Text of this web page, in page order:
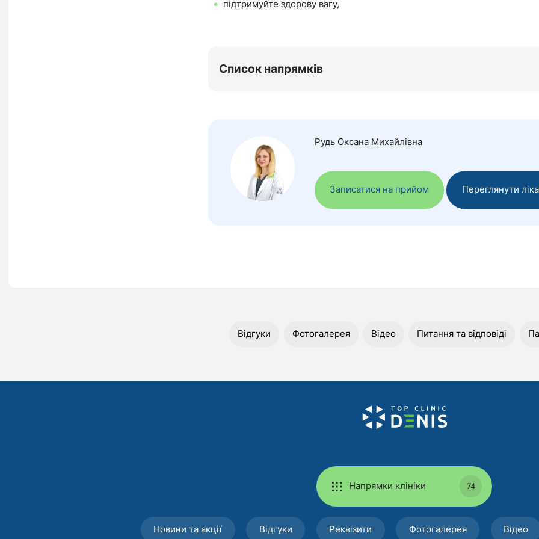
підтримуйте здорову вагу,
Список напрямків
Рудь Оксана Михайлівна
Записатися на прийом Переглянути
Відгуки Фотогалерея Відео Питання та відповіді
Напрямки клініки 74
Новини та акції Відгуки Реквізити Фотогалерея Відео